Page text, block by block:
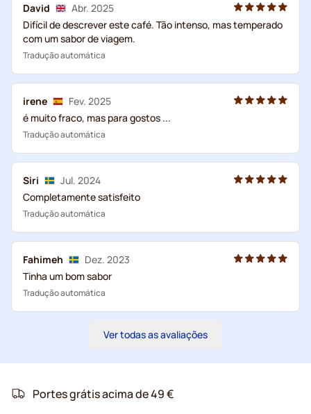
David
Abr. 2025
Difícil de descrever este café. Tão intenso, mas temperado
com um sabor de viagem.
Tradução automática
irene
Fev. 2025
é muito fraco, mas para gostos ...
Tradução automática
Siri
Jul. 2024
Completamente satisfeito
Tradução automática
Fahimeh
Dez. 2023
Tinha um bom sabor
Tradução automática
Ver todas as avaliações
Portes grátis acima de 49 €